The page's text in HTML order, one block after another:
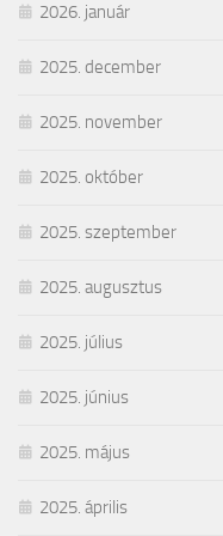
2026. január
2025. december
2025. november
2025. október
2025. szeptember
2025. augusztus
2025. július
2025. június
2025. május
2025. április